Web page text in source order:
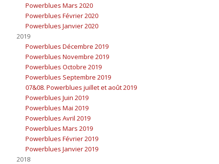
Powerblues Mars 2020
Powerblues Février 2020
Powerblues Janvier 2020
2019
Powerblues Décembre 2019
Powerblues Novembre 2019
Powerblues Octobre 2019
Powerblues Septembre 2019
07&08. Powerblues juillet et août 2019
Powerblues Juin 2019
Powerblues Mai 2019
Powerblues Avril 2019
Powerblues Mars 2019
Powerblues Février 2019
Powerblues Janvier 2019
2018